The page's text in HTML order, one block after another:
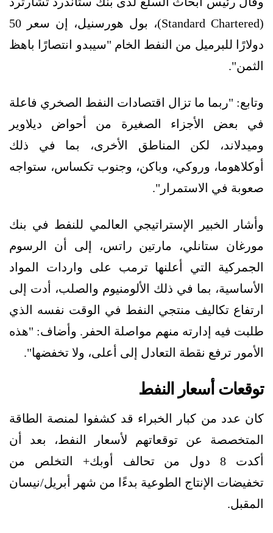
(Standard Chartered)، بول هورسنيل، إن سعر 50
دولارًا للبرميل من النفط الخام "سيبدو انتصارًا باهظ
الثمن".
وتابع: "ربما ما تزال اقتصادات النفط الصخري فاعلة
في بعض الأجزاء الصغيرة من أحواض ديلاوير
وميدلاند، لكن المناطق الأخرى، بما في ذلك
أوكلاهوما، وروكي، وباكن، وجنوب تكساس، ستواجه
صعوبة في الاستمرار".
وأشار الخبير الإستراتيجي العالمي للنفط في بنك
مورغان ستانلي، مارتين راتس، إلى أن الرسوم
الجمركية التي أعلنها ترمب على واردات المواد
الأساسية، بما في ذلك الألومنيوم والصلب، أدت إلى
ارتفاع تكاليف منتجي النفط في الوقت نفسه الذي
طلبت فيه إدارته منهم مواصلة الحفر. وأضاف: "هذه
الأمور ترفع نقطة التعادل إلى أعلى، ولا تخفضها".
توقعات أسعار النفط
كان عدد من كبار الخبراء قد كشفوا لمنصة الطاقة
المتخصصة عن توقعاتهم لأسعار النفط، بعد أن
أكدت 8 دول من تحالف أوبك+ التخلص من
تخفيضات الإنتاج الطوعية بدءًا من شهر أبريل/نيسان
المقبل.